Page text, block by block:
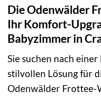
Die Odenwälder
Ihr Komfort-
Babyzimmer in
Sie suchen nach
stilvollen Lösung für
Odenwälder Frottee-